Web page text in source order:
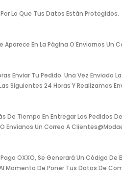
Lo Que Tus Datos Están Protegidos.
En La Página O Enviarnos Un
Enviar Tu Pedido. Una Vez Enviado
Siguientes 24 Horas Y Realizamos
De Tiempo En Entregar Los Pedidos
Envíanos Un Correo A
OXXO, Se Generará Un Código
Momento De Poner Tus Datos De